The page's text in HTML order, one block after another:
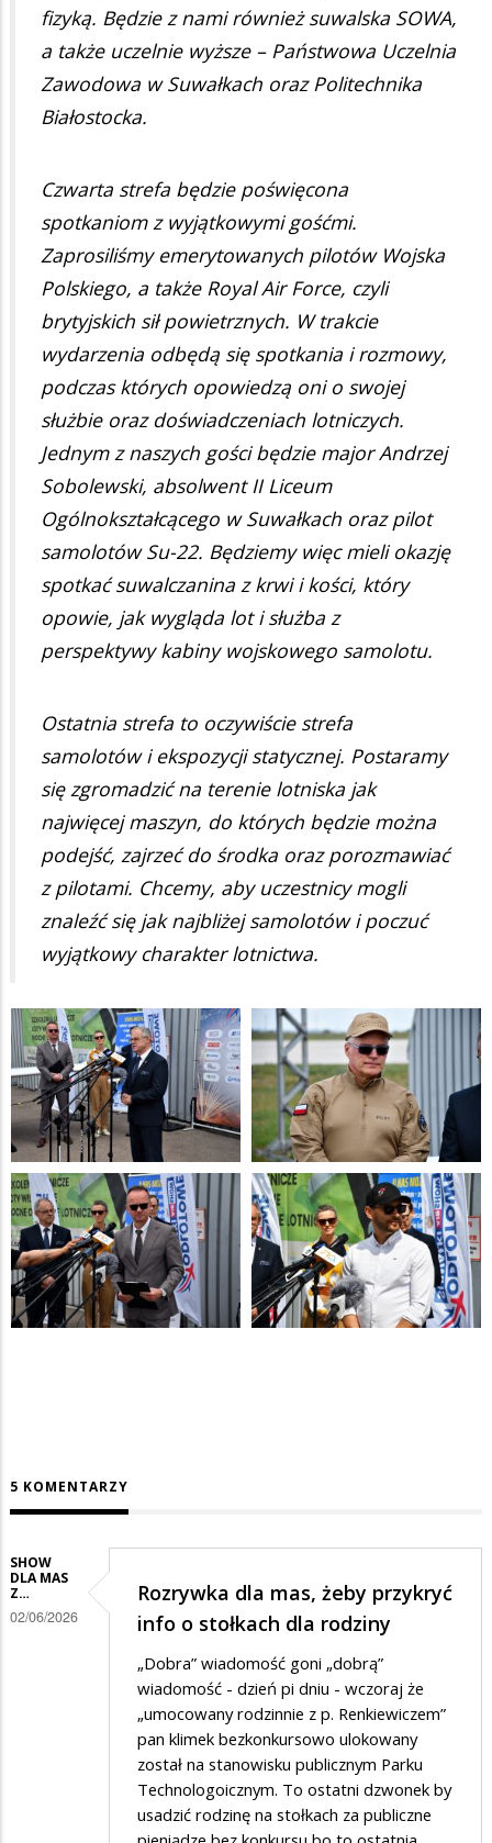
fizyką. Będzie z nami również suwalska SOWA,
a także uczelnie wyższe – Państwowa Uczelnia
Zawodowa w Suwałkach oraz Politechnika
Białostocka.
Czwarta strefa będzie poświęcona
spotkaniom z wyjątkowymi gośćmi.
Zaprosiliśmy emerytowanych pilotów Wojska
Polskiego, a także Royal Air Force, czyli
brytyjskich sił powietrznych. W trakcie
wydarzenia odbędą się spotkania i rozmowy,
podczas których opowiedzą oni o swojej
służbie oraz doświadczeniach lotniczych.
Jednym z naszych gości będzie major Andrzej
Sobolewski, absolwent II Liceum
Ogólnokształcącego w Suwałkach oraz pilot
samolotów Su-22. Będziemy więc mieli okazję
spotkać suwalczanina z krwi i kości, który
opowie, jak wygląda lot i służba z
perspektywy kabiny wojskowego samolotu.
Ostatnia strefa to oczywiście strefa
samolotów i ekspozycji statycznej. Postaramy
się zgromadzić na terenie lotniska jak
najwięcej maszyn, do których będzie można
podejść, zajrzeć do środka oraz porozmawiać
z pilotami. Chcemy, aby uczestnicy mogli
znaleźć się jak najbliżej samolotów i poczuć
wyjątkowy charakter lotnictwa.
5 KOMENTARZY
SHOW
DLA MAS
Z…
02/06/2026
Rozrywka dla mas, żeby przykryć
info o stołkach dla rodziny
„Dobra” wiadomość goni „dobrą”
wiadomość - dzień pi dniu - wczoraj że
„umocowany rodzinnie z p. Renkiewiczem”
pan klimek bezkonkursowo ulokowany
został na stanowisku publicznym Parku
Technologoicznym. To ostatni dzwonek by
usadzić rodzinę na stołkach za publiczne